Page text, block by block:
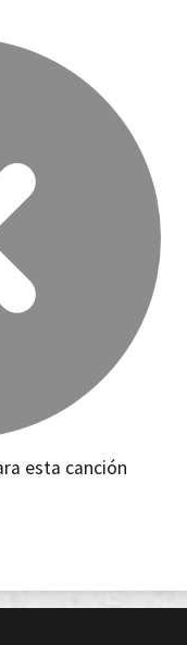
esta canción